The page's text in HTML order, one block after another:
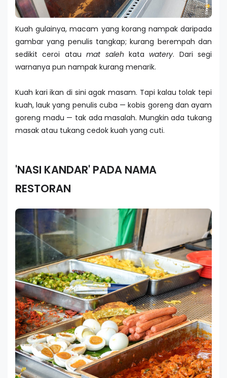
Kuah gulainya, macam yang korang nampak daripada
gambar yang penulis tangkap; kurang berempah dan
sedikit ceroi ataumat saleh katawatery. Dari segi
warnanya pun nampak kurang menarik.
Kuah kari ikan di sini agak masam. Tapi kalau tolak tepi
kuah, lauk yang penulis cuba — kobis goreng dan ayam
goreng madu — tak ada masalah. Mungkin ada tukang
masak atau tukang cedok kuah yang cuti.
'NASI KANDAR' PADA NAMA
RESTORAN